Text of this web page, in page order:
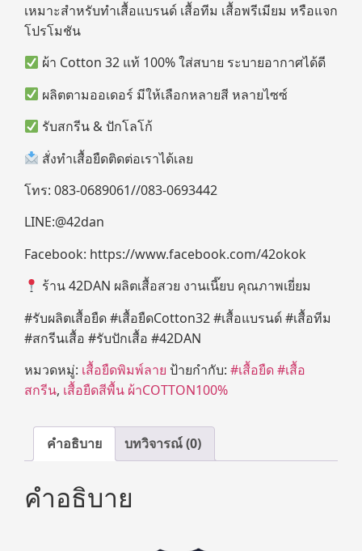
เหมาะสำหรับทำเสื้อแบรนด์ เสื้อทีม เสื้อพรีเมียม หรือแจก
โปรโมชัน
ผ้า Cotton 32 แท้ 100% ใส่สบาย ระบายอากาศได้ดี
ผลิตตามออเดอร์ มีให้เลือกหลายสี หลายไซซ์
รับสกรีน & ปักโลโก้
สั่งทำเสื้อยืดติดต่อเราได้เลย
โทร: 083-0689061//083-0693442
LINE:@42dan
Facebook: https://www.facebook.com/42okok
ร้าน 42DAN ผลิตเสื้อสวย งานเนี๊ยบ คุณภาพเยี่ยม
#รับผลิตเสื้อยืด #เสื้อยืดCotton32 #เสื้อแบรนด์ #เสื้อทีม
#สกรีนเสื้อ #รับปักเสื้อ #42DAN
หมวดหมู่: เสื้อยืดพิมพ์ลาย ป้ายกำกับ: #เสื้อยืด #เสื้อ
สกรีน, เสื้อยืดสีพื้น ผ้าCOTTON100%
คำอธิบาย บทวิจารณ์ (0)
คำอธิบาย